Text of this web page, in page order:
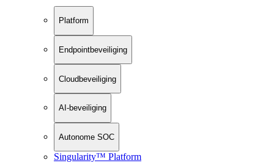
Platform
Endpointbeveiliging
Cloudbeveiliging
AI-beveiliging
Autonome SOC
Singularity™ Platform